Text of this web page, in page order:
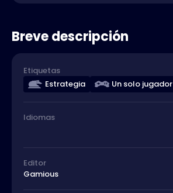
Breve descripción
Etiquetas
Estrategia
Un solo jugador
Idiomas
Editor
Gamious